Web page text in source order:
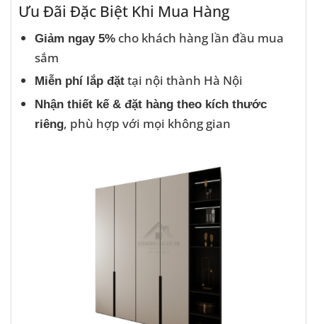
Ưu Đãi Đặc Biệt Khi Mua Hàng
Giảm ngay 5%cho khách hàng lần đầu mua
sắm
Miễn phí lắp đặttại nội thành Hà Nội
Nhận thiết kế & đặt hàng theo kích thước
riêng, phù hợp với mọi không gian